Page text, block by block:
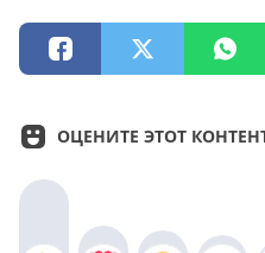
ОЦЕНИТЕ ЭТОТ